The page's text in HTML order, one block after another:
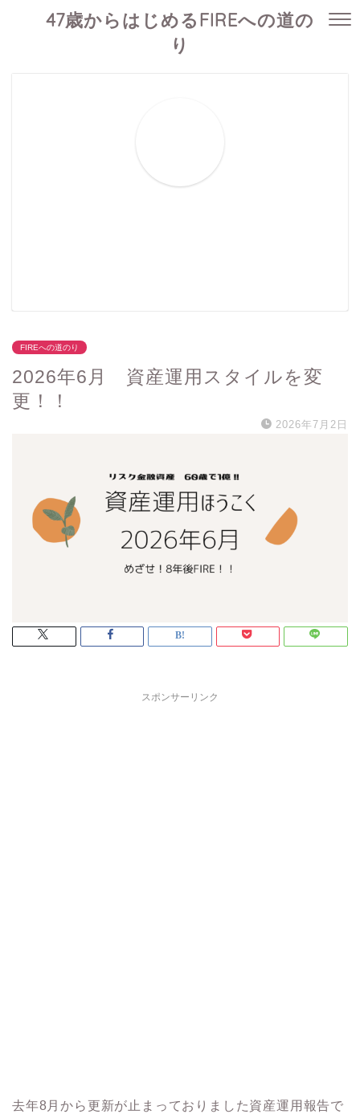
47歳からはじめるFIREへの道の
り
FIREへの道のり
2026年6月 資産運用スタイルを変
更！！
2026年7月2日
スポンサーリンク
去年8月から更新が止まっておりました資産運用報告で